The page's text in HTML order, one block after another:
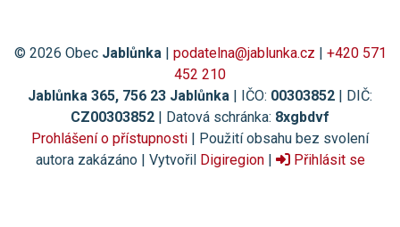
© 2026 Obec Jablůnka | podatelna@jablunka.cz | +420 571
452 210
Jablůnka 365, 756 23 Jablůnka | IČO: 00303852 | DIČ:
CZ00303852 | Datová schránka: 8xgbdvf
Prohlášení o přístupnosti | Použití obsahu bez svolení
autora zakázáno | Vytvořil Digiregion| Přihlásit se